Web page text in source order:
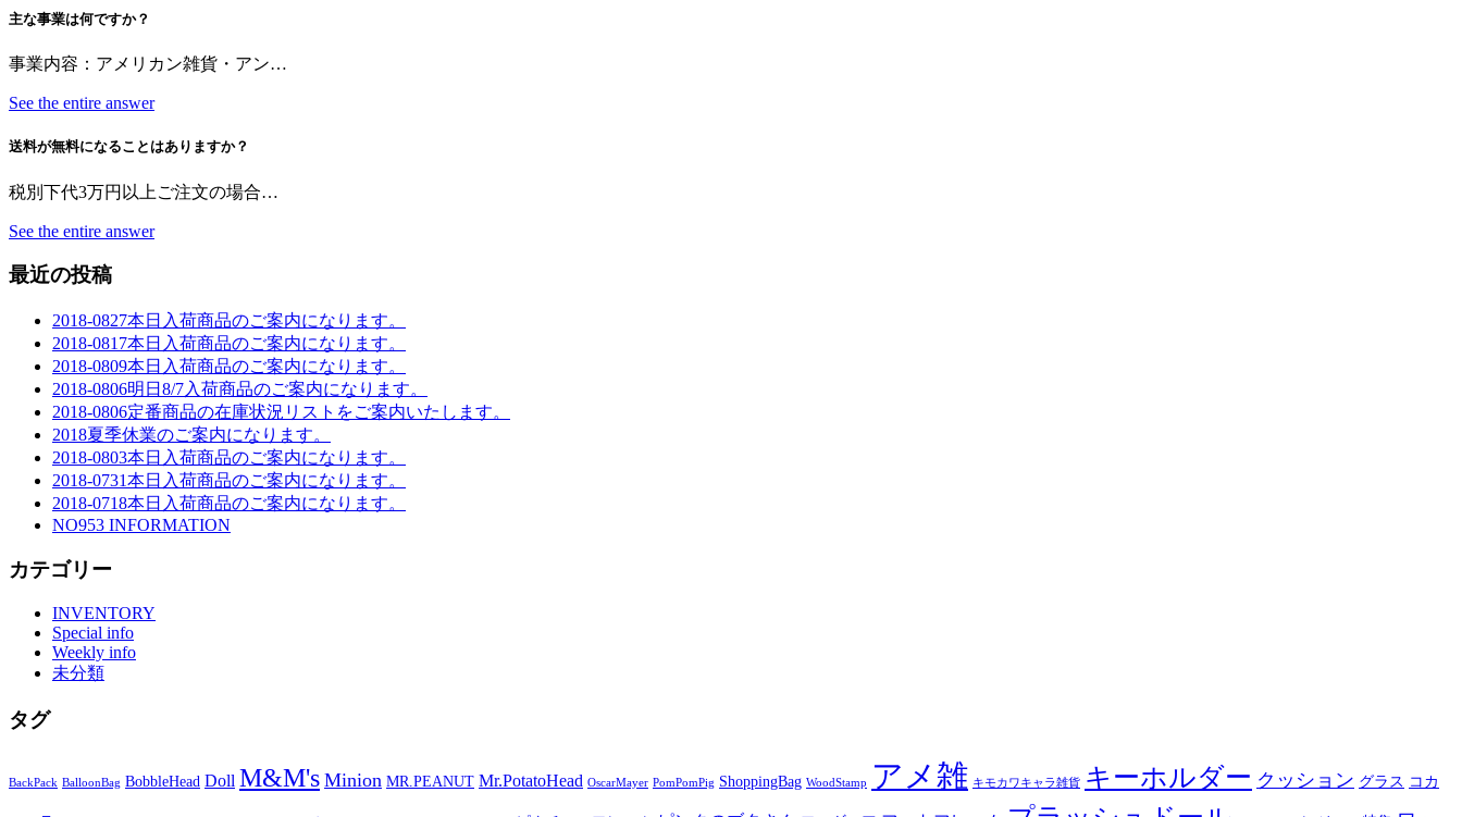
主な事業は何ですか？
事業内容：アメリカン雑貨・アン…
See the entire answer
送料が無料になることはありますか？
税別下代3万円以上ご注文の場合…
See the entire answer
最近の投稿
2018-0827本日入荷商品のご案内になります。
2018-0817本日入荷商品のご案内になります。
2018-0809本日入荷商品のご案内になります。
2018-0806明日8/7入荷商品のご案内になります。
2018-0806定番商品の在庫状況リストをご案内いたします。
2018夏季休業のご案内になります。
2018-0803本日入荷商品のご案内になります。
2018-0731本日入荷商品のご案内になります。
2018-0718本日入荷商品のご案内になります。
NO953 INFORMATION
カテゴリー
INVENTORY
Special info
Weekly info
未分類
タグ
BackPack BalloonBag BobbleHead Doll M&M's Minion MR.PEANUT Mr.PotatoHead OscarMayer PomPomPig ShoppingBag WoodStamp アメ雑 キモカワキャラ雑貨 キーホルダー クッション グラス コカ